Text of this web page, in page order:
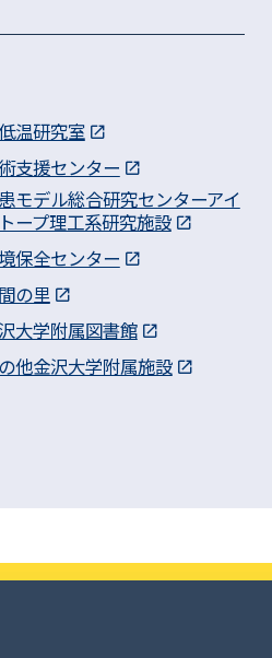
温研究室
支援センター
モデル総合研究センターアイ
ープ理工系研究施設
保全センター
の里
大学附属図書館
他金沢大学附属施設